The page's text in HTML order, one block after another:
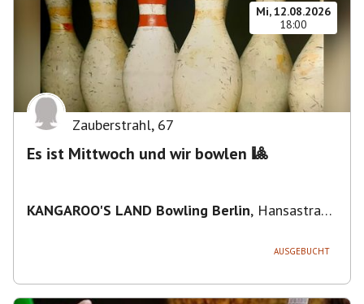
Mi, 12.08.2026
18:00
Zauberstrahl, 67
Es ist Mittwoch und wir bowlen 🎱
KANGAROO'S LAND Bowling Berlin, Hansastraße
AUSGEBUCHT